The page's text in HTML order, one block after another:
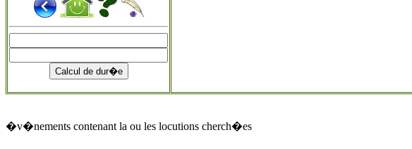
�v�nements contenant la ou les locutions cherch�es